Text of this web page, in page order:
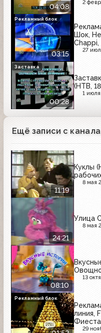
04:08
2
03:15
Шок,
27
Рекламный блок
00:28
(НТВ,
1 июля
Заставка
Ещё записи с канала
11:19
Куклы
8 мая
24:21
Улица
8 мая
08:10
13
линия,
29
Рекламный блок